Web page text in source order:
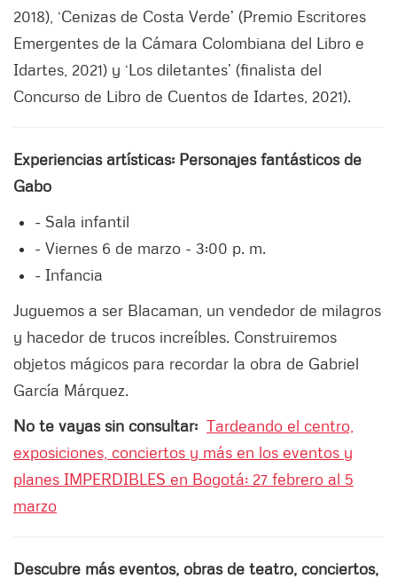
2018), ‘Cenizas de Costa Verde’ (Premio Escritores
Emergentes de la Cámara Colombiana del Libro e
Idartes, 2021) y ‘Los diletantes’ (finalista del
Concurso de Libro de Cuentos de Idartes, 2021).
Experiencias artísticas: Personajes fantásticos de
Gabo
- Sala infantil
- Viernes 6 de marzo - 3:00 p. m.
- Infancia
Juguemos a ser Blacaman, un vendedor de milagros
y hacedor de trucos increíbles. Construiremos
objetos mágicos para recordar la obra de Gabriel
García Márquez.
No te vayas sin consultar: Tardeando el centro,
exposiciones, conciertos y más en los eventos y
planes IMPERDIBLES en Bogotá: 27 febrero al 5
marzo
Descubre más eventos, obras de teatro, conciertos,